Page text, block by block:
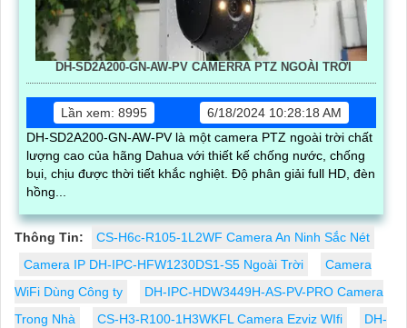
DH-SD2A200-GN-AW-PV CAMERRA PTZ NGOÀI TRỜI
Lần xem: 8995
6/18/2024 10:28:18 AM
DH-SD2A200-GN-AW-PV là một camera PTZ ngoài trời chất
lượng cao của hãng Dahua với thiết kế chống nước, chống
bụi, chịu được thời tiết khắc nghiệt. Độ phân giải full HD, đèn
hồng...
Thông Tin:
CS-H6c-R105-1L2WF Camera An Ninh Sắc Nét
Camera IP DH-IPC-HFW1230DS1-S5 Ngoài Trời
Camera
WiFi Dùng Công ty
DH-IPC-HDW3449H-AS-PV-PRO Camera
Trong Nhà
CS-H3-R100-1H3WKFL Camera Ezviz WIfi
DH-